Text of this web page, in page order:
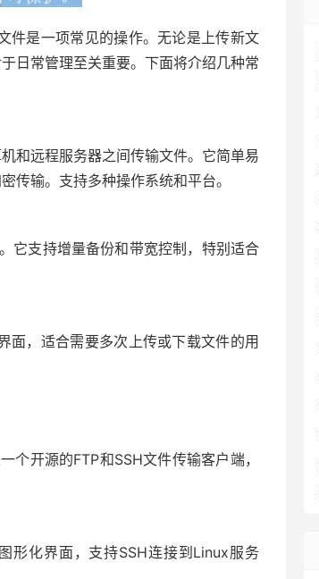
件是一项常见的操作。无论是上传新文
日常管理至关重要。下面将介绍几种常
和远程服务器之间传输文件。它简单易
传输。支持多种操作系统和平台。
它支持增量备份和带宽控制，特别适合
面，适合需要多次上传或下载文件的用
开源的FTP和SSH文件传输客户端，
形化界面，支持SSH连接到Linux服务